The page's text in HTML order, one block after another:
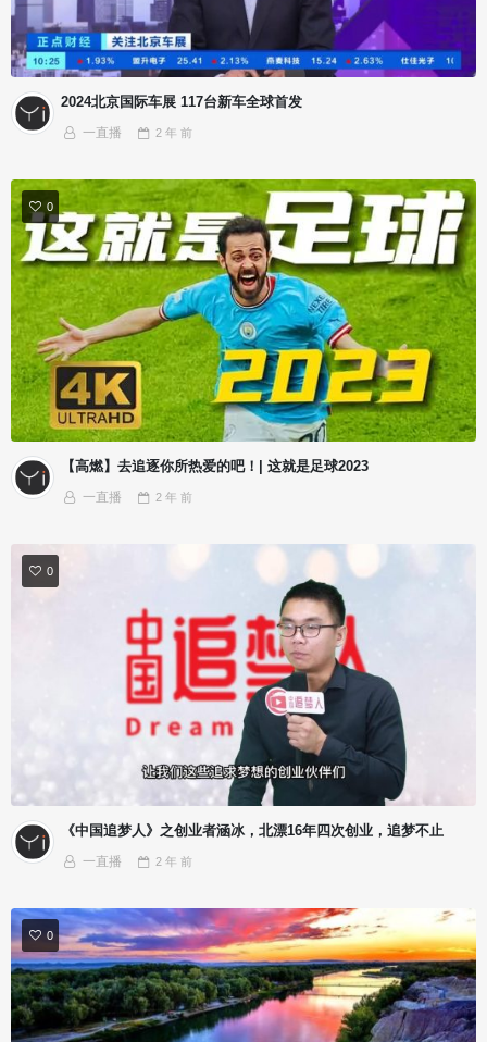
2024北京国际车展 117台新车全球首发
一直播 2 年 前
0
【高燃】去追逐你所热爱的吧！| 这就是足球2023
一直播 2 年 前
0
《中国追梦人》之创业者涵冰，北漂16年四次创业，追梦不止
一直播 2 年 前
0